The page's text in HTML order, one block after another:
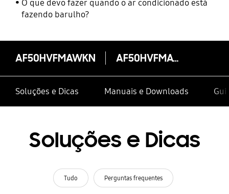
O que devo fazer quando o ar condicionado está
fazendo barulho?
AF50HVFMAWKN AF50HVFMAWKN
Soluções e Dicas Manuais e Downloads
Soluções e Dicas
Tudo Perguntas frequentes